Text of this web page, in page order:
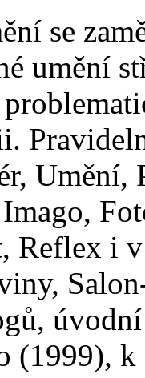
se
umění
Reflex i
(1999),